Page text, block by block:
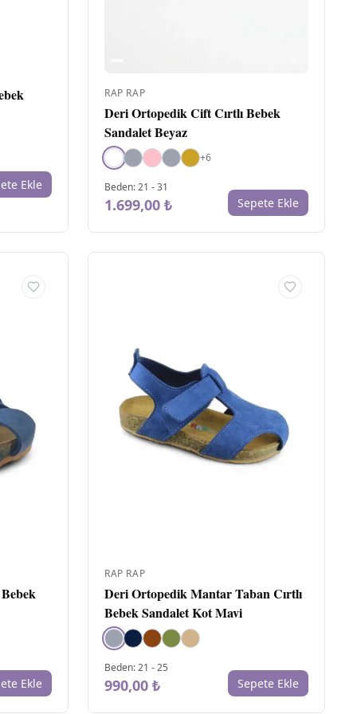
Ekle
RAP RAP
Deri Ortopedik Cift Cırtlı Bebek
Sandalet Beyaz
+6
Beden:21 -31
1.699,00 ₺ Sepete Ekle
Ekle
RAP RAP
Deri Ortopedik Mantar Taban Cırtlı
Bebek Sandalet Kot Mavi
Beden:21 -25
990,00 ₺ Sepete Ekle